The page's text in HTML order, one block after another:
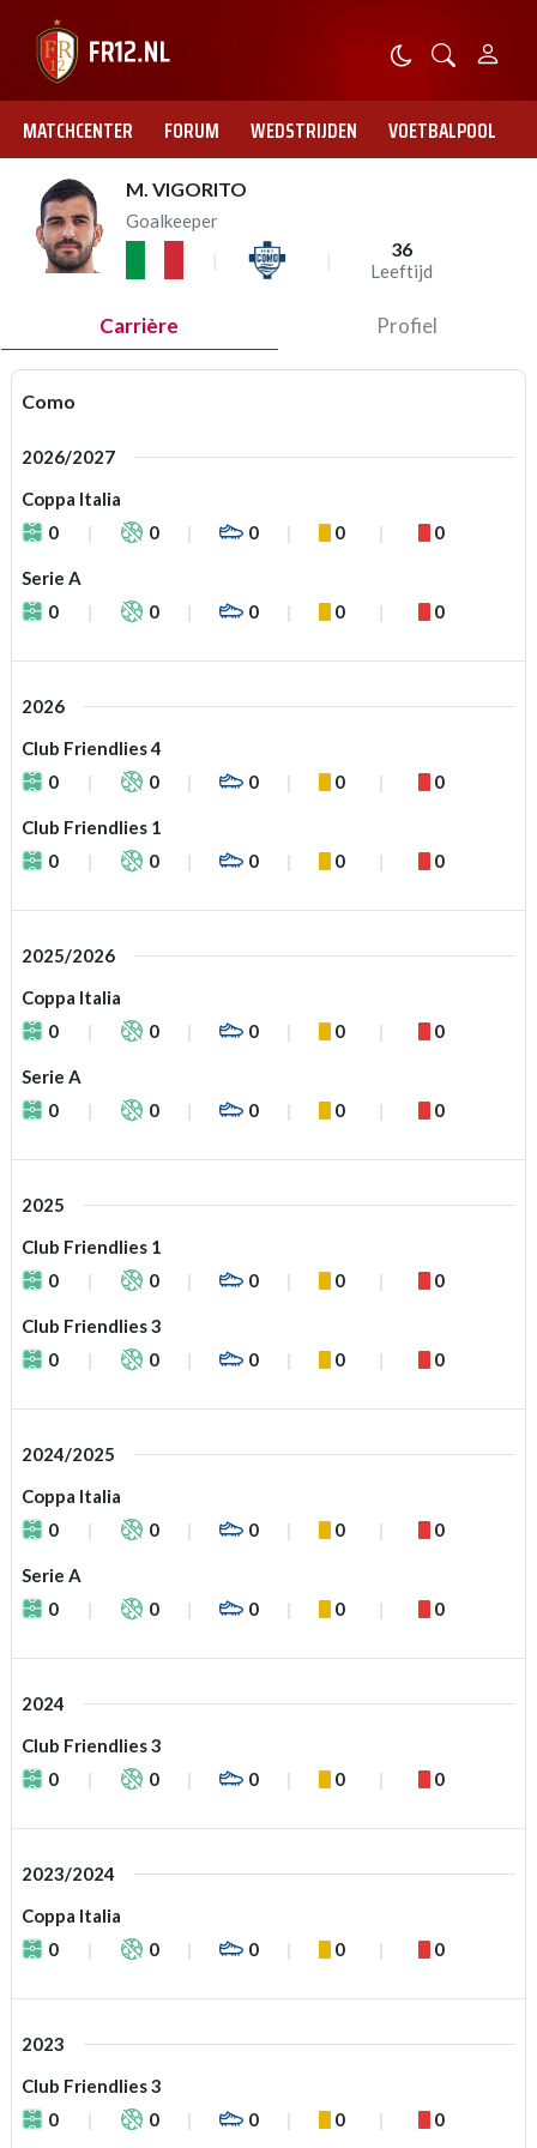
MATCHCENTER FORUM WEDSTRIJDEN VOETBALPOOL
M. VIGORITO
Goalkeeper
36
Leeftijd
Carrière Profiel
Como
2026/2027
Coppa Italia
0
0 0 0 0
Serie A
0
0 0 0 0
2026
Club Friendlies 4
0
0 0 0 0
Club Friendlies 1
0
0 0 0 0
2025/2026
Coppa Italia
0
0 0 0 0
Serie A
0
0 0 0 0
2025
Club Friendlies 1
0
0 0 0 0
Club Friendlies 3
0
0 0 0 0
2024/2025
Coppa Italia
0
0 0 0 0
Serie A
0
0 0 0 0
2024
Club Friendlies 3
0
0 0 0 0
2023/2024
Coppa Italia
0
0 0 0 0
2023
Club Friendlies 3
0
0 0 0 0